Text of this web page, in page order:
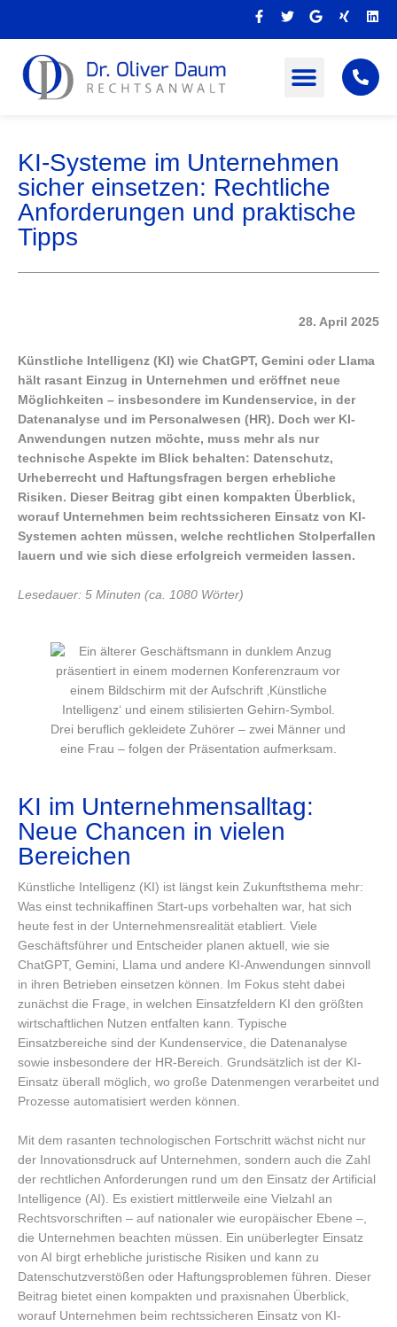
F
c
T
i
e
G
o
l
e
X
n
L
n
e
d
i
KI-Systeme im Unternehmen
sicher einsetzen: Rechtliche
Anforderungen und praktische
Tipps
28. April 2025
Künstliche Intelligenz (KI) wie ChatGPT, Gemini oder Llama
hält rasant Einzug in Unternehmen und eröffnet neue
Möglichkeiten – insbesondere im Kundenservice, in der
Datenanalyse und im Personalwesen (HR). Doch wer KI-
Anwendungen nutzen möchte, muss mehr als nur
technische Aspekte im Blick behalten: Datenschutz,
Urheberrecht und Haftungsfragen bergen erhebliche
Risiken. Dieser Beitrag gibt einen kompakten Überblick,
worauf Unternehmen beim rechtssicheren Einsatz von KI-
Systemen achten müssen, welche rechtlichen Stolperfallen
lauern und wie sich diese erfolgreich vermeiden lassen.
Lesedauer: 5 Minuten (ca. 1080 Wörter)
KI im Unternehmensalltag:
Neue Chancen in vielen
Bereichen
Künstliche Intelligenz (KI) ist längst kein Zukunftsthema mehr:
Was einst technikaffinen Start-ups vorbehalten war, hat sich
heute fest in der Unternehmensrealität etabliert. Viele
Geschäftsführer und Entscheider planen aktuell, wie sie
ChatGPT, Gemini, Llama und andere KI-Anwendungen sinnvoll
in ihren Betrieben einsetzen können. Im Fokus steht dabei
zunächst die Frage, in welchen Einsatzfeldern KI den größten
wirtschaftlichen Nutzen entfalten kann. Typische
Einsatzbereiche sind der Kundenservice, die Datenanalyse
sowie insbesondere der HR-Bereich. Grundsätzlich ist der KI-
Einsatz überall möglich, wo große Datenmengen verarbeitet und
Prozesse automatisiert werden können.
Mit dem rasanten technologischen Fortschritt wächst nicht nur
der Innovationsdruck auf Unternehmen, sondern auch die Zahl
der rechtlichen Anforderungen rund um den Einsatz der Artificial
Intelligence (AI). Es existiert mittlerweile eine Vielzahl an
Rechtsvorschriften – auf nationaler wie europäischer Ebene –,
die Unternehmen beachten müssen. Ein unüberlegter Einsatz
von AI birgt erhebliche juristische Risiken und kann zu
Datenschutzverstößen oder Haftungsproblemen führen. Dieser
Beitrag bietet einen kompakten und praxisnahen Überblick,
worauf Unternehmen beim rechtssicheren Einsatz von KI-